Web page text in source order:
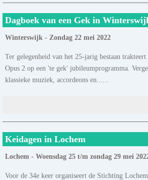
Dagboek van een Gek in
Winterswijk - Zondag 22 mei 2022
Ter gelegenheid van het 25-jarig bestaan trakteert
Opus 2 op een 'te gek' jubileumprogramma.
klassieke muziek, accordeons en......
Keidagen in Lochem
Lochem - Woensdag 25 t/m zondag 29 mei
Voor de 34e keer organiseert de Stichting